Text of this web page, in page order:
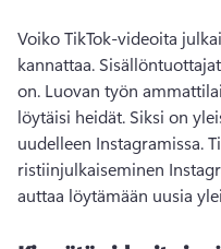
Voiko TikTok-videoita
kannattaa.
on. Luovan työn
löytäisi heidät. Siksi on
uudelleen Instagramissa.
ristiinjulkaiseminen
auttaa löytämään uusia